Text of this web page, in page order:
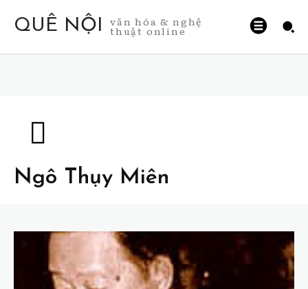
QUÊ NỘI văn hóa & nghệ
thuật online
Ngô Thụy Miên